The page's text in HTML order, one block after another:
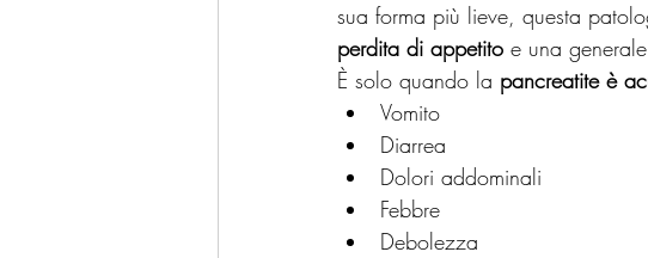
sua forma più lieve, questa
perdita di appetito e una generale
È solo quando la pancreatite è
Vomito
Diarrea
Dolori addominali
Febbre
Debolezza